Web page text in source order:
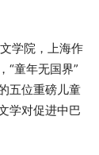
学院，上海作
“童年无国界”
五位重磅儿童
学对促进中巴